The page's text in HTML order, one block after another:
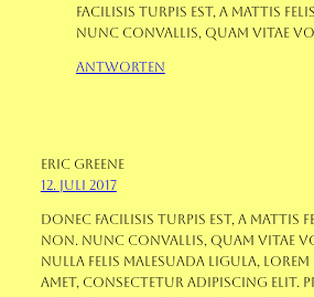
facilisis turpis est, a mattis
Nunc convallis, quam vitae
Antworten
Eric Greene
12. Juli 2017
Donec facilisis turpis est, a mattis
non. Nunc convallis, quam vitae
nulla felis malesuada ligula,
amet, consectetur adipiscing elit.